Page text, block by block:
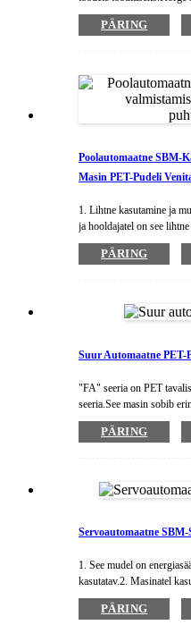
tootmisprotsess puhas ja
lihtne kasutada.Võtke
PÄRING
Poolautomaatne SBM-
Masin PET-Pudeli
1. Lihtne kasutamine ja
ja hooldajatel on see
kõrge valmimisaste ning
infrapunalambid ja
PÄRING
Suur Automaatne PET-
"FA" seeria on PET
seeria.See masin sobib
tootmiseks.Masina
soojendamist, tugevat
PÄRING
Servoautomaatne
1. See mudel on
kasutatav.2. Masinatel
pneumaatilisi
servoajamiga, mis
PÄRING